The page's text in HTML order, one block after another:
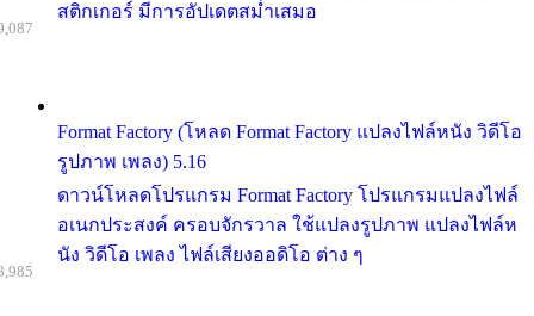
สติกเกอร์ มีการอัปเดตสม่ำเสมอ
Format Factory (โหลด Format Factory แปลงไฟล์หนัง วิดีโอ
รูปภาพ เพลง) 5.16
ดาวน์โหลดโปรแกรม Format Factory โปรแกรมแปลงไฟล์
อเนกประสงค์ ครอบจักรวาล ใช้แปลงรูปภาพ แปลงไฟล์ห
นัง วิดีโอ เพลง ไฟล์เสียงออดิโอ ต่าง ๆ